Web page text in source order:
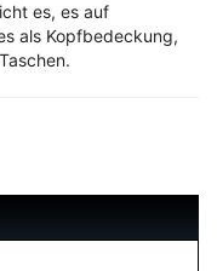
es, es auf
als Kopfbedeckung,